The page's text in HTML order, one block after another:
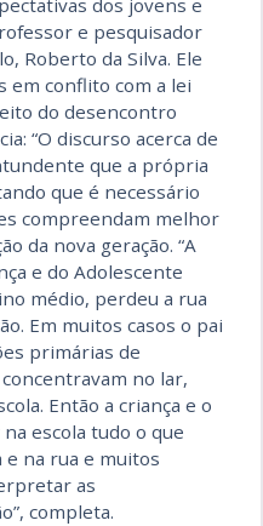
dos jovens e
e pesquisador
Roberto da Silva. Ele
em conflito com a lei
do desencontro
“O discurso acerca de
que a própria
que é necessário
compreendam melhor
da nova geração. “A
e do Adolescente
médio, perdeu a rua
Em muitos casos o pai
primárias de
no lar,
Então a criança e o
escola tudo o que
e na rua e muitos
as
completa.